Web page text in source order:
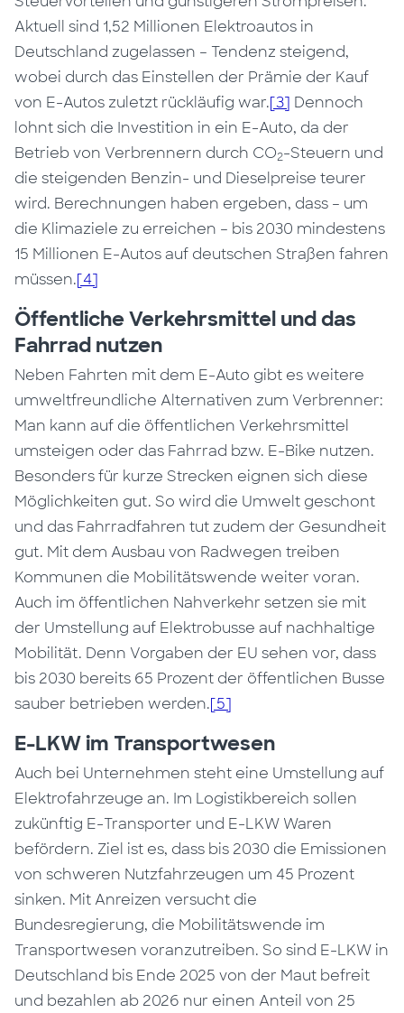
Aktuell sind 1,52 Millionen Elektroautos in
Deutschland zugelassen – Tendenz steigend,
wobei durch das Einstellen der Prämie der Kauf
von E-Autos zuletzt rückläufig war.[3] Dennoch
lohnt sich die Investition in ein E-Auto, da der
Betrieb von Verbrennern durch CO2-Steuern und
die steigenden Benzin- und Dieselpreise teurer
wird. Berechnungen haben ergeben, dass – um
die Klimaziele zu erreichen – bis 2030 mindestens
15 Millionen E-Autos auf deutschen Straßen fahren
müssen.[4]
Öffentliche Verkehrsmittel und das
Fahrrad nutzen
Neben Fahrten mit dem E-Auto gibt es weitere
umweltfreundliche Alternativen zum Verbrenner:
Man kann auf die öffentlichen Verkehrsmittel
umsteigen oder das Fahrrad bzw. E-Bike nutzen.
Besonders für kurze Strecken eignen sich diese
Möglichkeiten gut. So wird die Umwelt geschont
und das Fahrradfahren tut zudem der Gesundheit
gut. Mit dem Ausbau von Radwegen treiben
Kommunen die Mobilitätswende weiter voran.
Auch im öffentlichen Nahverkehr setzen sie mit
der Umstellung auf Elektrobusse auf nachhaltige
Mobilität. Denn Vorgaben der EU sehen vor, dass
bis 2030 bereits 65 Prozent der öffentlichen Busse
sauber betrieben werden.[5]
E-LKW im Transportwesen
Auch bei Unternehmen steht eine Umstellung auf
Elektrofahrzeuge an. Im Logistikbereich sollen
zukünftig E-Transporter und E-LKW Waren
befördern. Ziel ist es, dass bis 2030 die Emissionen
von schweren Nutzfahrzeugen um 45 Prozent
sinken. Mit Anreizen versucht die
Bundesregierung, die Mobilitätswende im
Transportwesen voranzutreiben. So sind E-LKW in
Deutschland bis Ende 2025 von der Maut befreit
und bezahlen ab 2026 nur einen Anteil von 25